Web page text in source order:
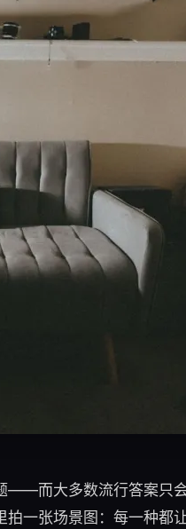
——而大多数流行答案只
一张场景图：每一种都